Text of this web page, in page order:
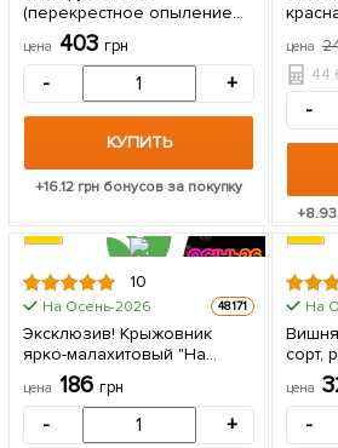
(перекрестное опыление
садить по 2 саженца
разного сорта) 1 шт в
цена 403грн
- +
КУПИТЬ
+16.12грн бонусов за покупку
цена
-
+8.93
10
На Осень-2026 48171
Эксклюзив! Крыжовник
ярко-малахитовый "На
удачу" (Good luck)
(премиальный
высокоурожайный сорт) 1
саженец в упаковке
цена 186грн
- +
На
сорт,
цена
-